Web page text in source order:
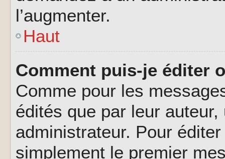
l’augmenter.
Haut
Comment puis-je éditer
Comme pour les
édités que par leur
administrateur. Pour
simplement le premier